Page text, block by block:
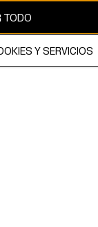
TODO
Y SERVICIOS